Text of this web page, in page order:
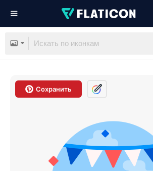
Сохранить